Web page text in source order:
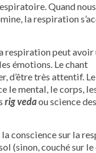
Quand
la respiration
peut
émotions. Le chant
d’être très attentif.
le mental, le corps,
rig vedaou science
conscience sur la
(sinon, couché sur